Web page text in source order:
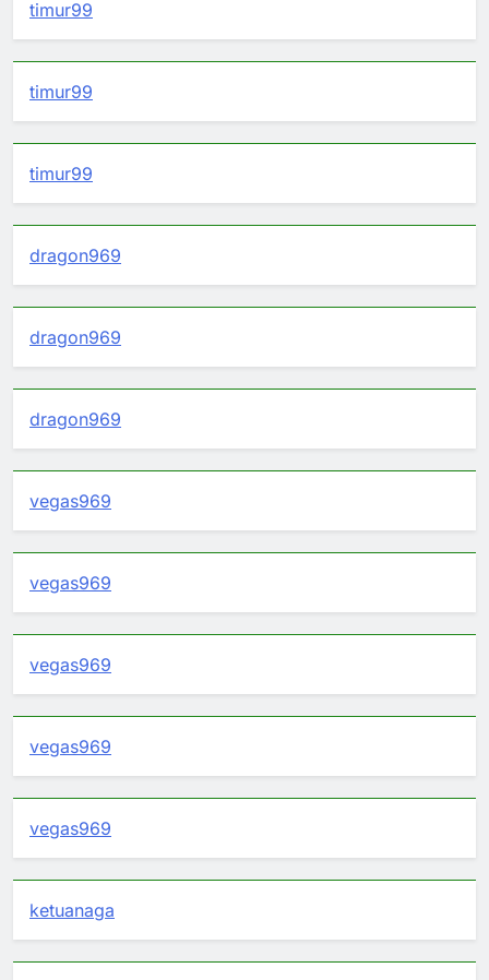
timur99
timur99
timur99
dragon969
dragon969
dragon969
vegas969
vegas969
vegas969
vegas969
vegas969
ketuanaga